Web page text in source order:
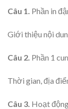
Câu 1. Phần in
Giới thiệu nội
Câu 2. Phần 1
Thời gian, địa
Câu 3. Hoạt